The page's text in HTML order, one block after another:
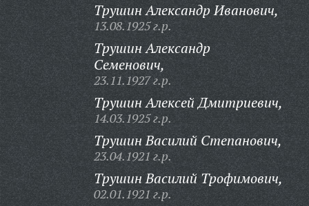
Трушин Александр Иванович,
13.08.1925 г.р.
Трушин Александр
Семенович,
23.11.1927 г.р.
Трушин Алексей Дмитриевич,
14.03.1925 г.р.
Трушин Василий Степанович,
23.04.1921 г.р.
Трушин Василий Трофимович,
02.01.1921 г.р.